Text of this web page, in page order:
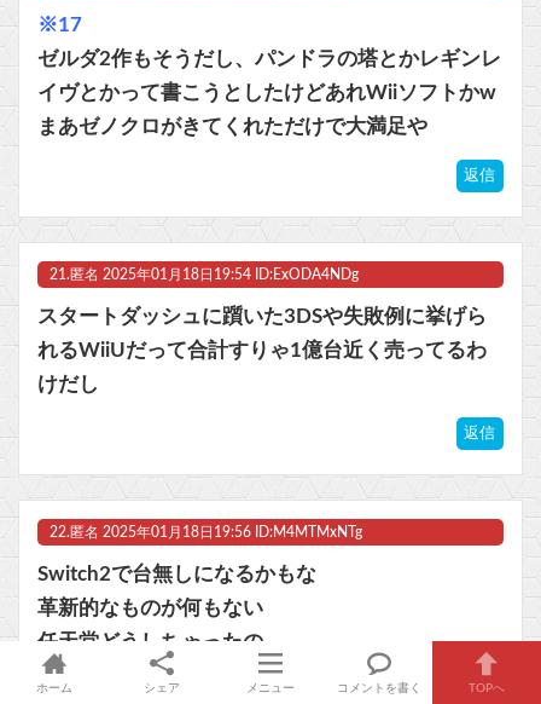
※17
ゼルダ2作もそうだし、パンドラの塔とかレギンレ
イヴとかって書こうとしたけどあれWiiソフトかw
まあゼノクロがきてくれただけで大満足や
返信
21. 匿名 2025年01月18日19:54 ID:ExODA4NDg
スタートダッシュに躓いた3DSや失敗例に挙げら
れるWiiUだって合計すりゃ1億台近く売ってるわ
けだし
返信
22. 匿名 2025年01月18日19:56 ID:M4MTMxNTg
Switch2で台無しになるかもな
革新的なものが何もない
任天堂どうしちゃったの
返信
ホーム シェア メニュー コメントを書く TOPへ